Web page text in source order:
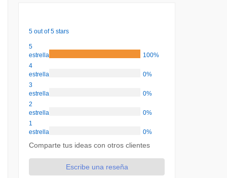
5 out of 5 stars
5
estrellas
100%
4
estrellas
0%
3
estrellas
0%
2
estrellas
0%
1
estrellas
0%
Comparte tus ideas con otros clientes
Escribe una reseña